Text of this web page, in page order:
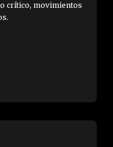
crítico, movimientos